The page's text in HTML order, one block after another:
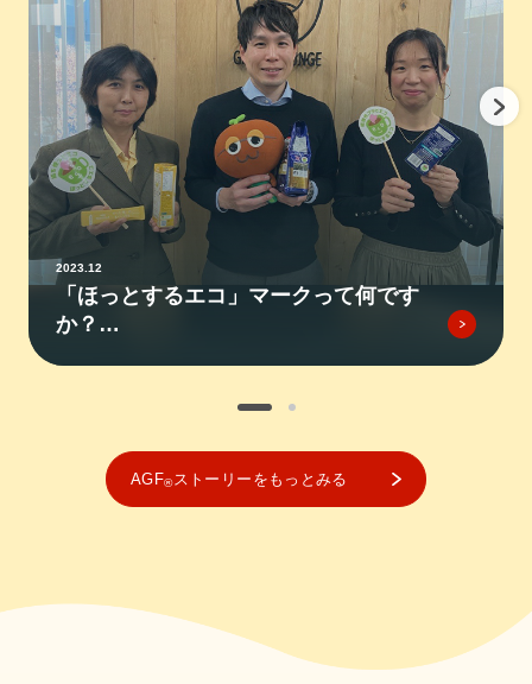
2023.12
「ほっとするエコ」マークって何です
か？
AGF®ストーリーをもっとみる